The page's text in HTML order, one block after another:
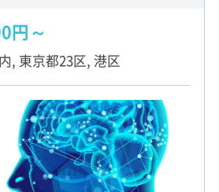
円～
, 東京都23区, 港区